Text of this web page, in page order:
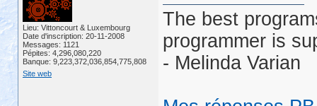
Lieu: Vittoncourt & Luxembourg
Date d'inscription: 20-11-2008
Messages: 1121
Pépites: 4,296,080,220
Banque: 9,223,372,036,854,775,808
Site web
The best
programmer is
- Melinda Varian